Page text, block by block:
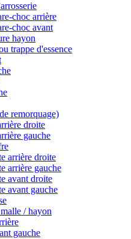
choc arrière
choc avant
hayon
trappe d'essence
remorquage)
droite
gauche
arrière droite
arrière gauche
avant droite
avant gauche
/ hayon
gauche